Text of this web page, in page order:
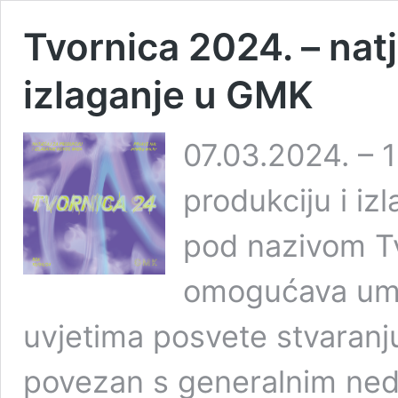
Tvornica 2024. –
izlaganje u GMK
07.03.2024. –
produkciju i
pod nazivom
omogućava
uvjetima posvete
povezan s generalnim